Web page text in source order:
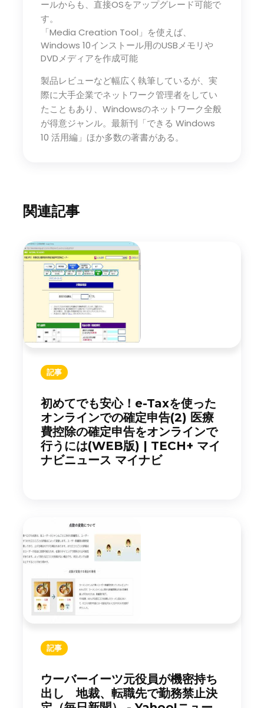
ールからも、直接OSをアップグレード可能で
す。
「Media Creation Tool」を使えば、
Windows 10インストール用のUSBメモリや
DVDメディアを作成可能
製品レビューなど幅広く執筆しているが、実
際に大手企業でネットワーク管理者をしてい
たこともあり、Windowsのネットワーク全般
が得意ジャンル。最新刊「できる Windows
10 活用編」ほか多数の著書がある。
関連記事
記事
初めてでも安心！e-Taxを使った
オンラインでの確定申告(2) 医療
費控除の確定申告をオンラインで
行うには(WEB版) | TECH+ マイ
ナビニュース マイナビ
記事
ウーバーイーツ元役員が機密持ち
出し 地裁、転職先で勤務禁止決